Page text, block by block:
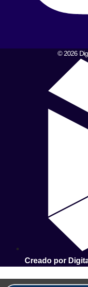
© 2026
Creado por